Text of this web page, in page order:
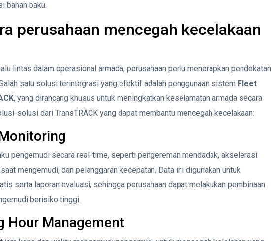
bahan baku.
perusahaan mencegah kecelakaan
lintas dalam operasional armada, perusahaan perlu menerapkan pendekatan
satu solusi terintegrasi yang efektif adalah penggunaan sistem Fleet
, yang dirancang khusus untuk meningkatkan keselamatan armada secara
solusi dari TransTRACK yang dapat membantu mencegah kecelakaan:
pengemudi secara real-time, seperti pengereman mendadak, akselerasi
mengemudi, dan pelanggaran kecepatan. Data ini digunakan untuk
serta laporan evaluasi, sehingga perusahaan dapat melakukan pembinaan
berisiko tinggi.
Hour Management